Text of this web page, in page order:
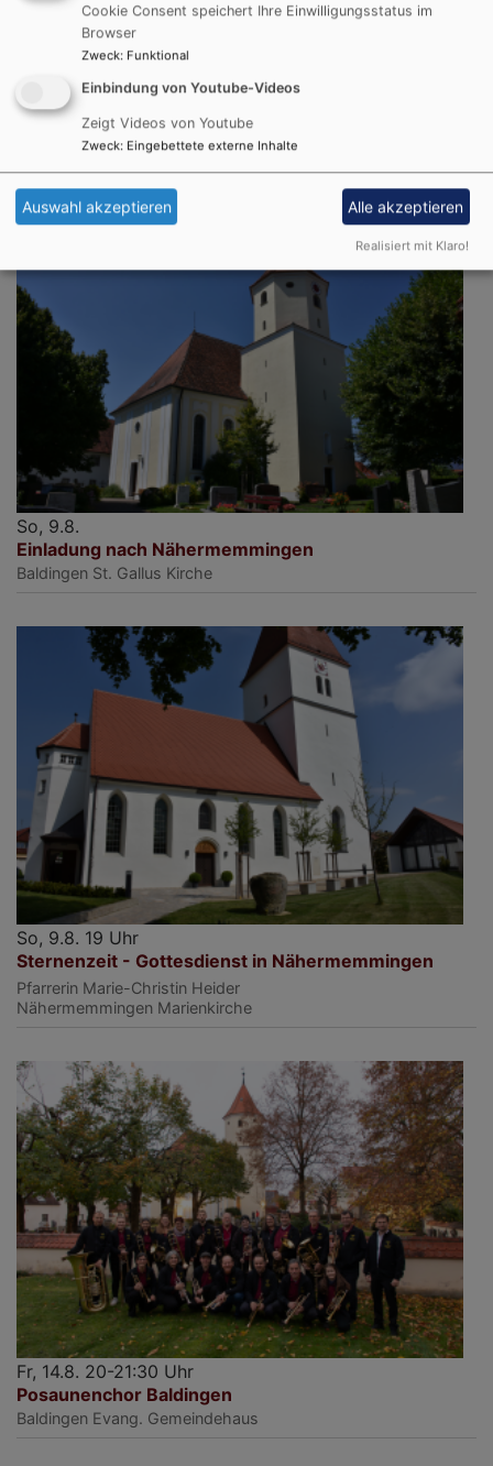
Fr, 7.8. 20-21:30 Uhr
Posaunenchor Baldingen
So, 9.8.
Einladung nach Nähermemmingen
Baldingen St. Gallus Kirche
So, 9.8. 19 Uhr
Sternenzeit - Gottesdienst in Nähermemmingen
Pfarrerin Marie-Christin Heider
Nähermemmingen Marienkirche
Fr, 14.8. 20-21:30 Uhr
Posaunenchor Baldingen
Baldingen Evang. Gemeindehaus
Cookie Consent speichert Ihre Einwilligungsstatus im
Browser
Zweck: Funktional
Einbindung von Youtube-Videos
Zeigt Videos von Youtube
Zweck: Eingebettete externe Inhalte
Auswahl akzeptieren Alle akzeptieren
Realisiert mit Klaro!